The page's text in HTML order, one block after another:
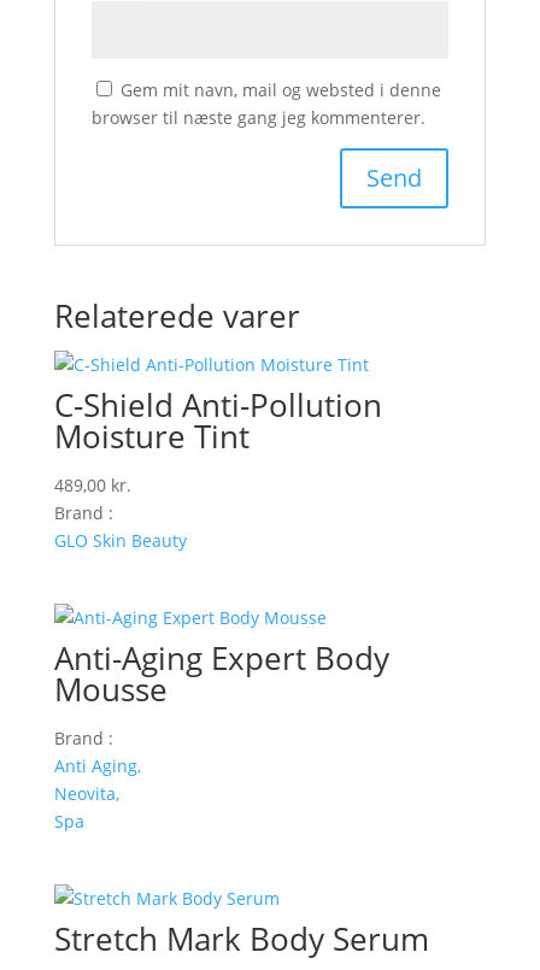
Gem mit navn, mail og websted i denne
browser til næste gang jeg kommenterer.
Relaterede varer
C-Shield Anti-Pollution
Moisture Tint
489,00 kr.
Brand :
GLO Skin Beauty
Anti-Aging Expert Body
Mousse
Brand :
Anti Aging,
Neovita,
Spa
Stretch Mark Body Serum